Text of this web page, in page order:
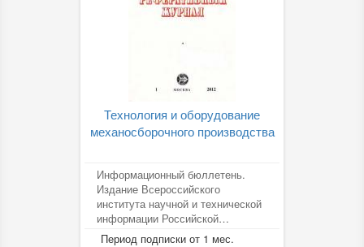
Технология и оборудование
механосборочного производства
Информационный бюллетень.
Издание Всероссийского
института научной и технической
информации Российской
академии наук (ВИНИТИ РАН).
Период подписки от 1 мес.